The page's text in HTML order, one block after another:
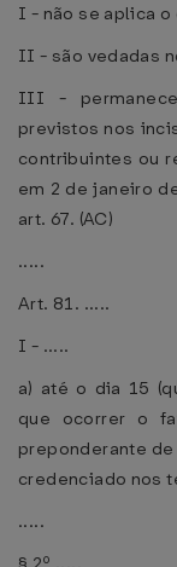
I - não se aplica o
II - são vedadas
III -
previstos nos
contribuintes ou
em 2 de janeiro
art. 67. (AC)
.....
Art. 81. .....
I - .....
a) até o dia 15
que ocorrer o
preponderante
credenciado nos
.....